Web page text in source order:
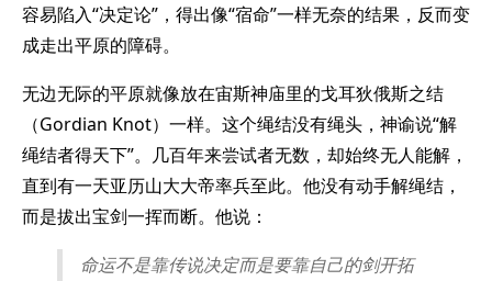
容易陷入“决定论”，得出像“宿命”一样无奈的结果，反而变
成走出平原的障碍。
无边无际的平原就像放在宙斯神庙里的戈耳狄俄斯之结
（Gordian Knot）一样。这个绳结没有绳头，神谕说“解
绳结者得天下”。几百年来尝试者无数，却始终无人能解，
直到有一天亚历山大大帝率兵至此。他没有动手解绳结，
而是拔出宝剑一挥而断。他说：
命运不是靠传说决定而是要靠自己的剑开拓